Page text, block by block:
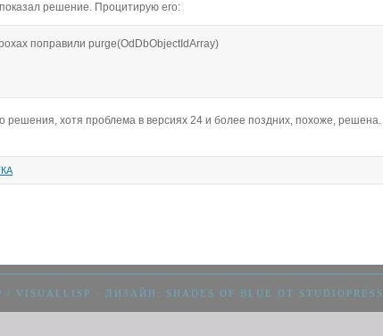
решение. Процитирую его:
поправили purge(OdDbObjectIdArray)
решения, хотя проблема в версиях 24 и более поздних, похоже, решена.
/ VISUALLISP · ДИЗАЙН: SHADES OF BLUE ОТ STUDIOPRESS